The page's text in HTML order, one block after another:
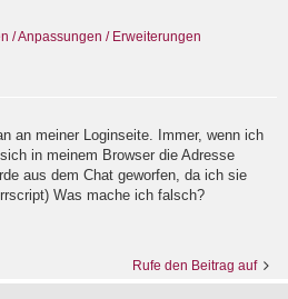
/ Anpassungen / Erweiterungen
an meiner Loginseite. Immer, wenn ich
in meinem Browser die Adresse
aus dem Chat geworfen, da ich sie
Was mache ich falsch?
Rufe den Beitrag auf